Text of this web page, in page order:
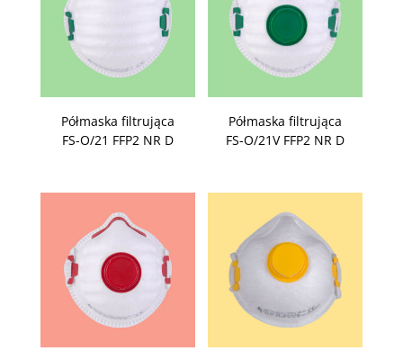
Półmaska filtrująca
FS-O/21 FFP2 NR D
Półmaska filtrująca
FS-O/21V FFP2 NR D